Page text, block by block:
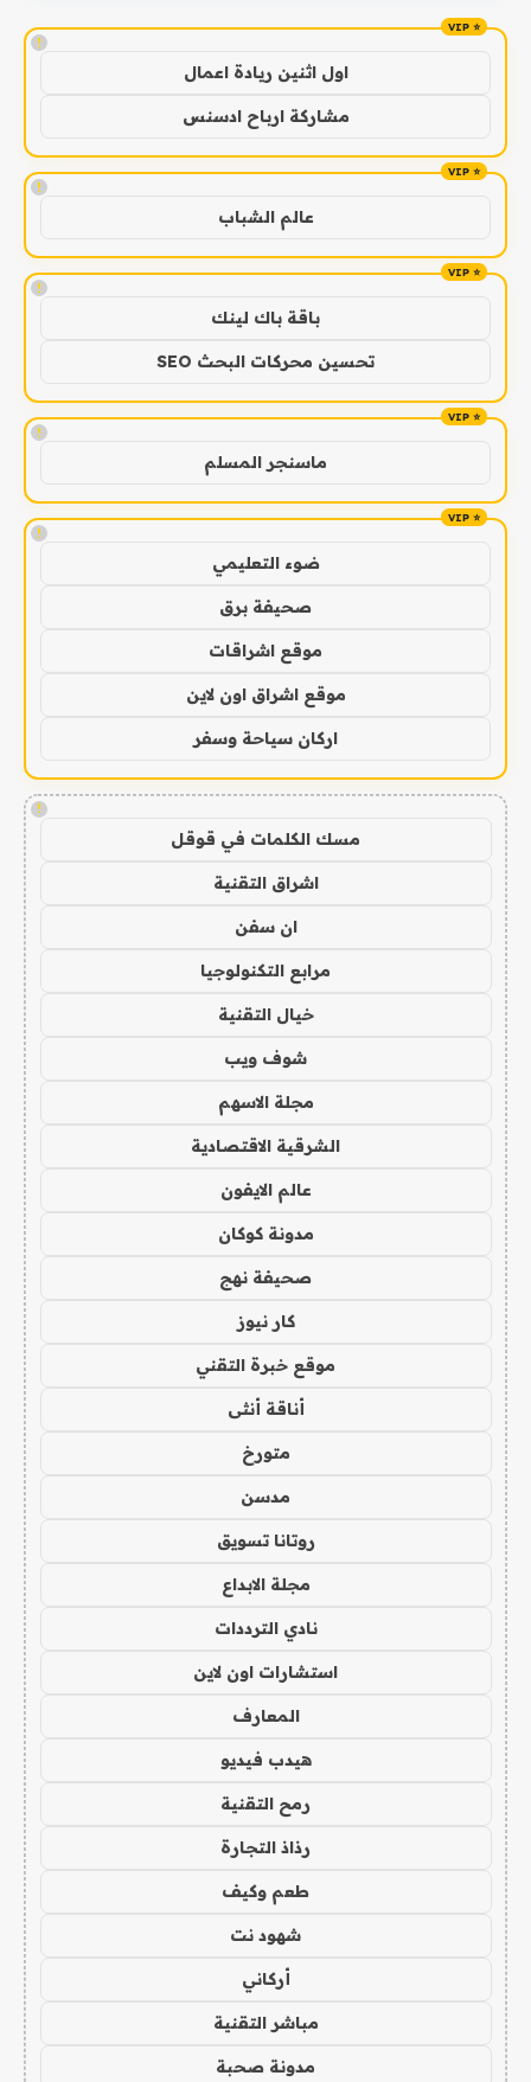
!
اول اثنين ريادة اعمال
مشاركة ارباح ادسنس
!
عالم الشباب
!
باقة باك لينك
تحسين محركات البحث SEO
!
ماسنجر المسلم
!
ضوء التعليمي
صحيفة برق
موقع اشراقات
موقع اشراق اون لاين
اركان سياحة وسفر
!
مسك الكلمات في قوقل
اشراق التقنية
ان سفن
مرابع التكنولوجيا
خيال التقنية
شوف ويب
مجلة الاسهم
الشرقية الاقتصادية
عالم الايفون
مدونة كوكان
صحيفة نهج
كار نيوز
موقع خبرة التقني
أناقة أنثى
متورخ
مدسن
روتانا تسويق
مجلة الابداع
نادي الترددات
استشارات اون لاين
المعارف
هيدب فيديو
رمح التقنية
رذاذ التجارة
طعم وكيف
شهود نت
أركاني
مباشر التقنية
مدونة صحبة